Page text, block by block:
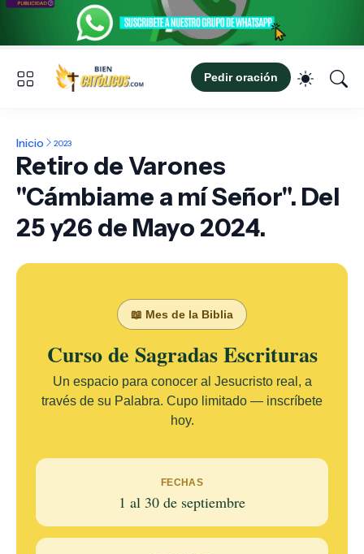
Pedir oración
Inicio 2023
Retiro de Varones
"Cámbiame a mí Señor". Del
25 y26 de Mayo 2024.
📖 Mes de la Biblia
Curso de Sagradas Escrituras
Un espacio para conocer al Jesucristo real, a
través de su Palabra. Cupo limitado — inscríbete
hoy.
FECHAS
1 al 30 de septiembre